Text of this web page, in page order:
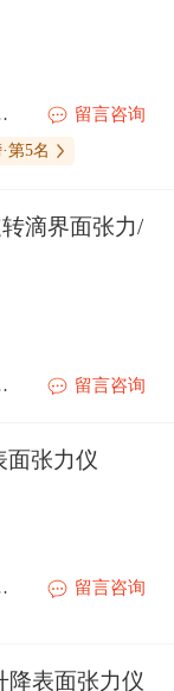
、不溶性微粒
留言咨询
第5名
滴界面张力/
限公司
留言咨询
面张力仪
限公司
留言咨询
降表面张力仪